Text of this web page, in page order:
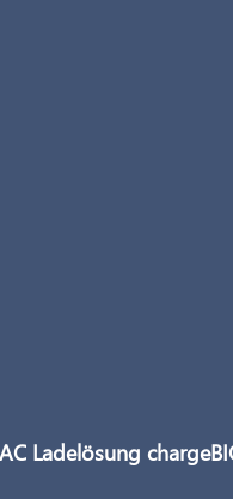
Ladelösung